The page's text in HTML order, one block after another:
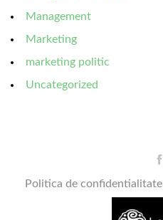
Management
Marketing
marketing politic
Uncategorized
Politica de confidentialitate